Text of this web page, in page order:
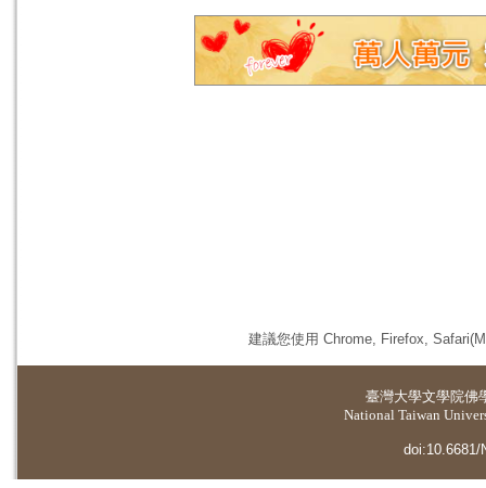
建議您使用 Chrome, Firefox,
臺灣大學文學院佛
National Taiwan
doi:10.6681/